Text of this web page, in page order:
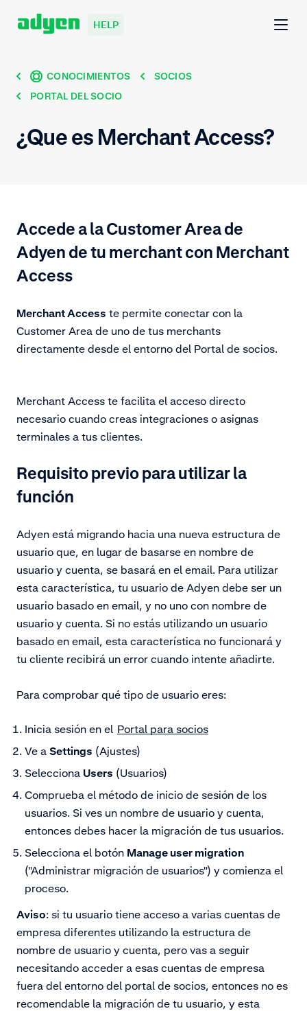
HELP
CONOCIMIENTOS
SOCIOS
PORTAL DEL SOCIO
¿Que es Merchant Access?
Accede a la Customer Area de
Adyen de tu merchant con Merchant
Access
Merchant Access te permite conectar con la
Customer Area de uno de tus merchants
directamente desde el entorno del Portal de socios.
Merchant Access te facilita el acceso directo
necesario cuando creas integraciones o asignas
terminales a tus clientes.
Requisito previo para utilizar la
función
Adyen está migrando hacia una nueva estructura de
usuario que, en lugar de basarse en nombre de
usuario y cuenta, se basará en el email. Para utilizar
esta característica, tu usuario de Adyen debe ser un
usuario basado en email, y no uno con nombre de
usuario y cuenta. Si no estás utilizando un usuario
basado en email, esta característica no funcionará y
tu cliente recibirá un error cuando intente añadirte.
Para comprobar qué tipo de usuario eres:
Inicia sesión en el Portal para socios
Ve a Settings (Ajustes)
Selecciona Users (Usuarios)
Comprueba el método de inicio de sesión de los
usuarios. Si ves un nombre de usuario y cuenta,
entonces debes hacer la migración de tus usuarios.
Selecciona el botón Manage user migration
("Administrar migración de usuarios") y comienza el
proceso.
Aviso: si tu usuario tiene acceso a varias cuentas de
empresa diferentes utilizando la estructura de
nombre de usuario y cuenta, pero vas a seguir
necesitando acceder a esas cuentas de empresa
fuera del entorno del portal de socios, entonces no es
recomendable la migración de tu usuario, y esta